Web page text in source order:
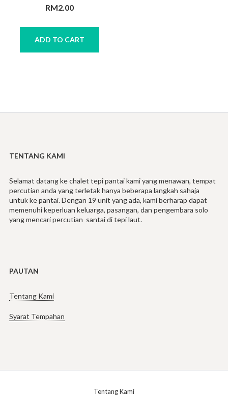
RM2.00
ADD TO CART
TENTANG KAMI
Selamat datang ke chalet tepi pantai kami yang menawan, tempat
percutian anda yang terletak hanya beberapa langkah sahaja
untuk ke pantai. Dengan 19 unit yang ada, kami berharap dapat
memenuhi keperluan keluarga, pasangan, dan pengembara solo
yang mencari percutian santai di tepi laut.
PAUTAN
Tentang Kami
Syarat Tempahan
Tentang Kami